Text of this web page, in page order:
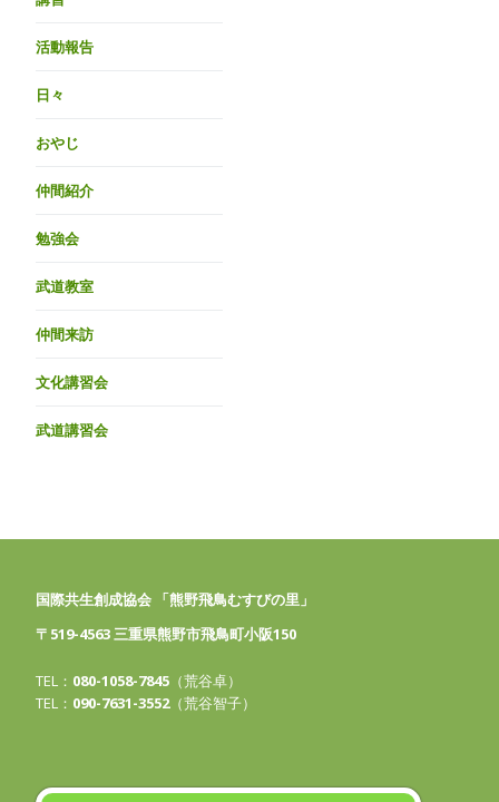
活動報告
日々
おやじ
仲間紹介
勉強会
武道教室
仲間来訪
文化講習会
武道講習会
国際共生創成協会 「熊野飛鳥むすびの里」
〒519-4563 三重県熊野市飛鳥町小阪150
TEL： 080-1058-7845 （荒谷卓）
TEL： 090-7631-3552（荒谷智子）